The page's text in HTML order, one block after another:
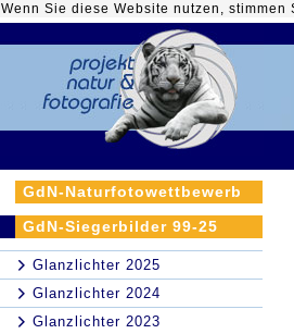
Wenn Sie diese Website nutzen,
GdN-Naturfotowettbewerb
GdN-Siegerbilder 99-25
Glanzlichter 2025
Glanzlichter 2024
Glanzlichter 2023